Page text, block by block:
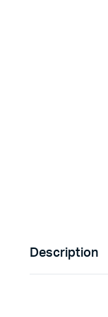
Description